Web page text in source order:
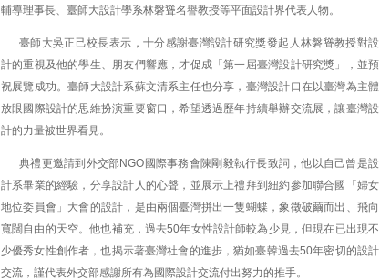
輔導理事長、臺師大設計學系林磐聳名譽教授等平面設計界代表人物。
臺師大吳正己校長表示，十分感謝臺灣設計研究獎發起人林磐聳教授對設
計的重視及他的學生、朋友們響應，才促成「第一屆臺灣設計研究獎」，並預
祝展覽成功。臺師大設計系蘇文清系主任也分享，臺灣設計口在以臺灣為主體
放眼國際設計的思維扮演重要窗口，希望透過歷年持續舉辦交流展，讓臺灣設
計的力量被世界看見。
典禮更邀請到外交部NGO國際事務會陳剛毅執行長致詞，他以自己曾是設
計系畢業的經驗，分享設計人的心聲，並展示上禮拜到紐約參加聯合國「婦女
地位委員會」大會的設計，是由兩個臺灣拼出一隻蝴蝶，象徵破繭而出、飛向
寬闊自由的天空。他也補充，過去50年女性設計師較為少見，但現在已出現不
少優秀女性創作者，也揭示著臺灣社會的進步，猶如臺韓過去50年密切的設計
交流，謹代表外交部感謝所有為國際設計交流付出努力的推手。